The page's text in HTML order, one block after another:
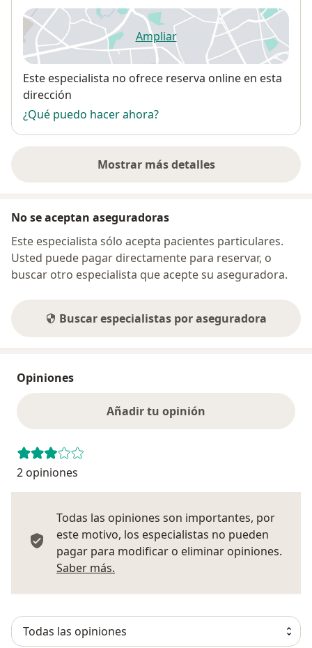
Ampliarse abre en una nueva
Disponibilidad
Este especialista no ofrece reserva online en esta
dirección
¿Qué puedo hacer ahora?
Mostrar más detalles
sobre la dirección
No se aceptan aseguradoras
Este especialista sólo acepta pacientes particulares.
Usted puede pagar directamente para reservar, o
buscar otro especialista que acepte su aseguradora.
Buscar especialistas por aseguradora
Opiniones
Añadir tu opinión
2 opiniones
Todas las opiniones son importantes, por
este motivo, los especialistas no pueden
pagar para modificar o eliminar opiniones.
Saber más.